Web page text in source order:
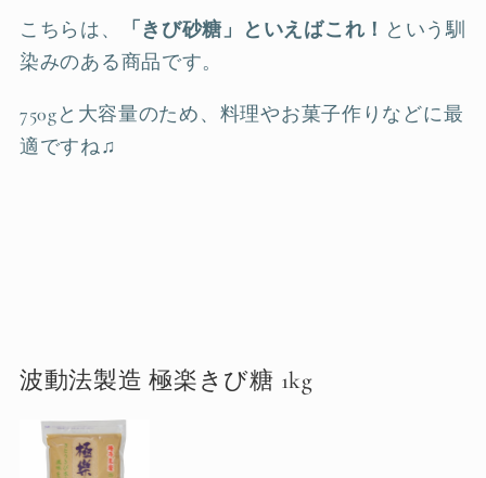
こちらは、 「きび砂糖」といえばこれ！ という馴
染みのある商品です。
750gと大容量のため、料理やお菓子作りなどに最
適ですね♫
波動法製造 極楽きび糖 1kg